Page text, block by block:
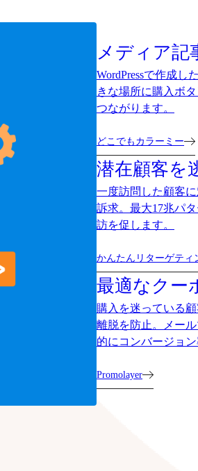
メディア記
WordPressで作成
きな場所に購入ボ
つながります。
どこでもカラーミー
潜在顧客を
一度訪問した顧客
訴求。最大17兆パ
訪を促します。
かんたんリターゲティ
最適なクー
購入を迷っている
離脱を防止。メー
的にコンバージョ
Promolayer